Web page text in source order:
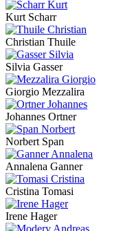
Kurt Scharr
Christian Thuile
Silvia Gasser
Giorgio Mezzalira
Johannes Ortner
Norbert Span
Annalena Ganner
Cristina Tomasi
Irene Hager